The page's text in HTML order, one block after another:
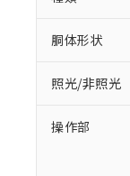
胴体形状
照光/非照光
操作部